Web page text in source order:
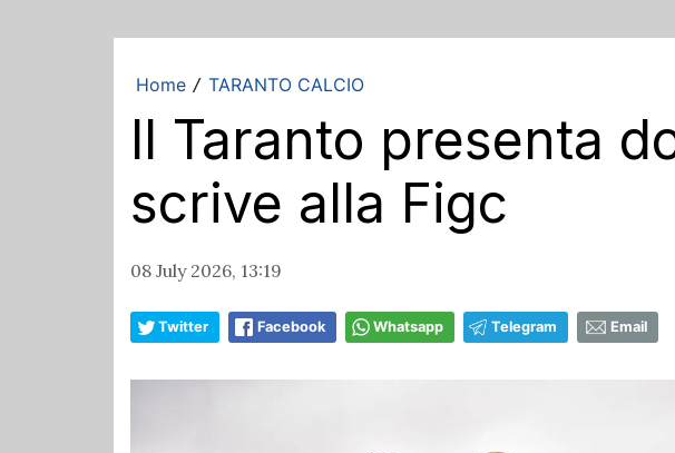
Home / TARANTO CALCIO
Il Taranto presenta
scrive alla Figc
08 July 2026, 13:19
Twitter Facebook Whatsapp Telegram Email